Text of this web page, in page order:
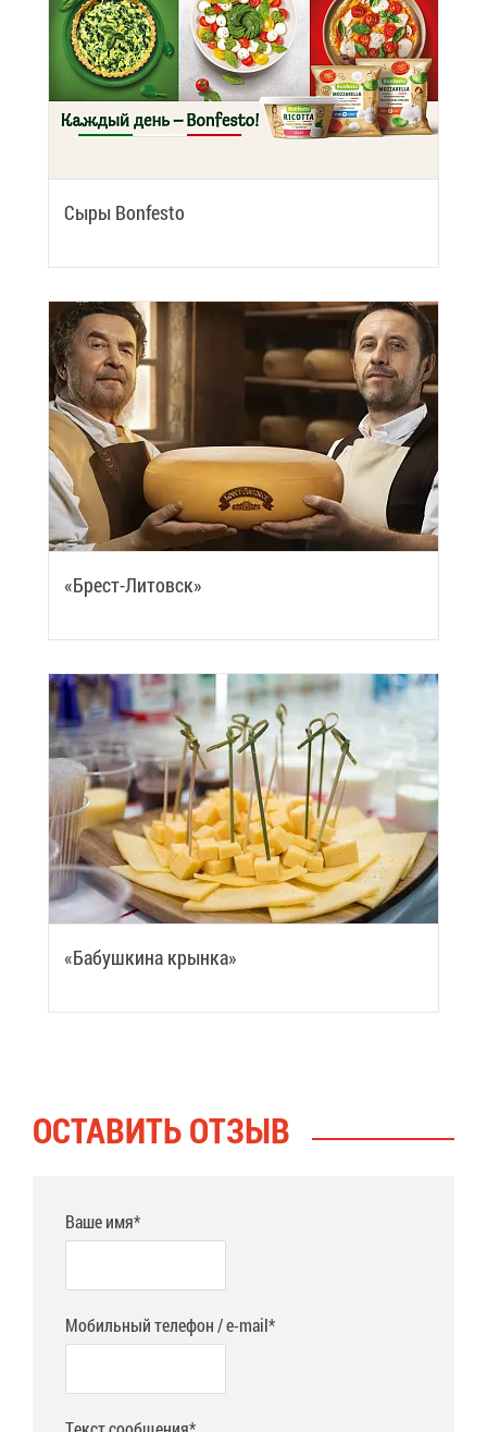
Сы­ры Bonfesto
«Брест-Ли­товск»
«Ба­буш­ки­на крын­ка»
ОСТА­ВИТЬ ОТ­ЗЫВ
Ваше имя*
Мобильный телефон / e-mail*